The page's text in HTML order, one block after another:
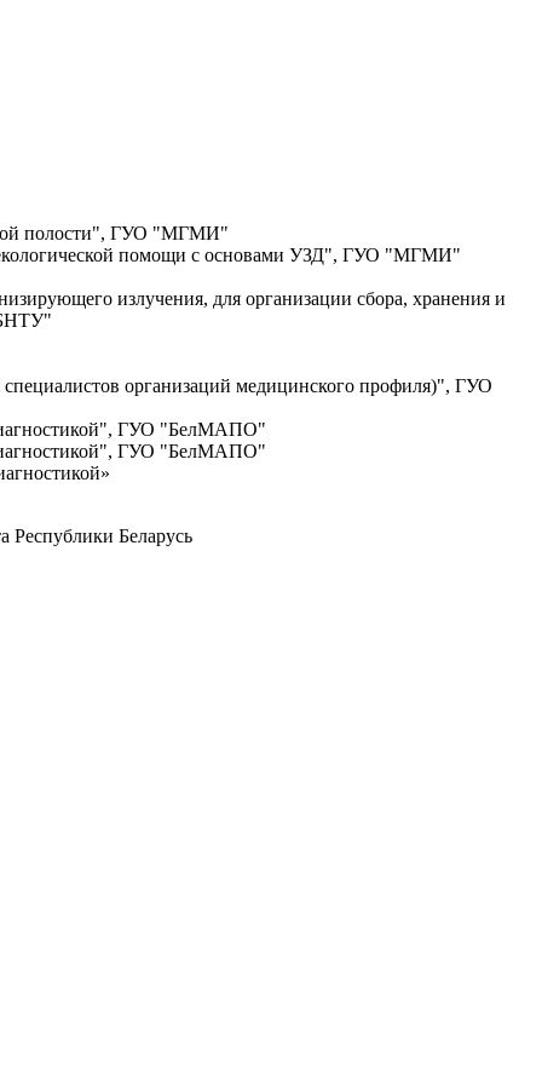
полости", ГУО "МГМИ"
помощи с основами УЗД", ГУО "МГМИ"
излучения, для организации сбора, хранения и
организаций медицинского профиля)", ГУО
ГУО "БелМАПО"
ГУО "БелМАПО"
Республики Беларусь